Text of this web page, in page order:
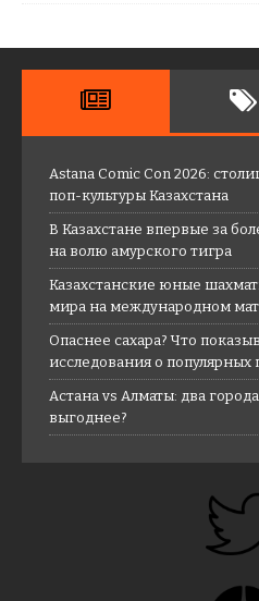
Astana Comic Con 2026:
поп-культуры Казахстана
В Казахстане впервые за
на волю амурского тигра
Казахстанские юные
мира на международном
Опаснее сахара? Что
исследования о популярных
Астана vs Алматы: два
выгоднее?